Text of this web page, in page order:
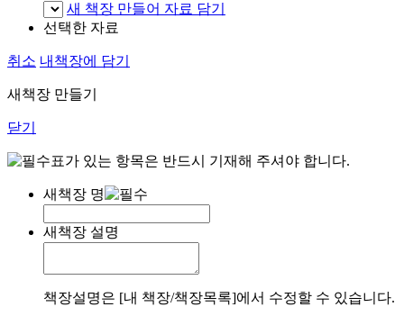
새 책장 만들어 자료 담기
선택한 자료
취소 내책장에 담기
새책장 만들기
닫기
표가 있는 항목은 반드시 기재해 주셔야 합니다.
새책장 명
새책장 설명
책장설명은 [내 책장/책장목록]에서 수정할 수 있습니다.